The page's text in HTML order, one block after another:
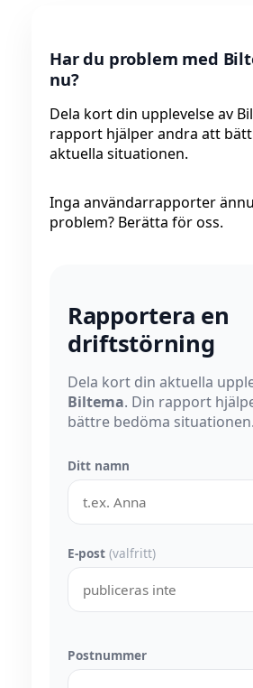
Har du problem med
nu?
Dela kort din upplevelse av
rapport hjälper andra att
aktuella situationen.
Inga användarrapporter
problem? Berätta för oss.
Rapportera en
driftstörning
Dela kort din aktuella
Biltema. Din rapport
bättre bedöma situationen.
Ditt namn
E-post (valfritt)
Postnummer